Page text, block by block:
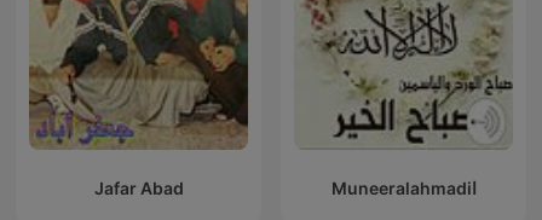
Jafar Abad Muneeralahmadiا